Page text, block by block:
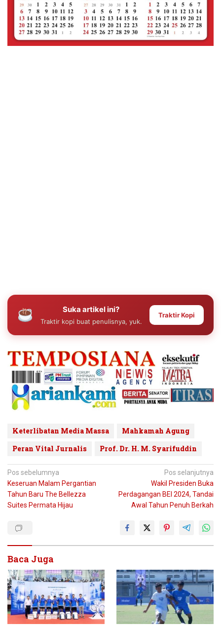
Suka artikel ini?
Traktir kopi buat penulisnya, yuk.
Traktir Kopi
Keterlibatan Media Massa
Mahkamah Agung
Peran Vital Jurnalis
Prof. Dr. H. M. Syarifuddin
Navigasi
pos
Pos sebelumnya
Keseruan Malam Pergantian
Tahun Baru The Bellezza
Suites Permata Hijau
Pos selanjutnya
Wakil Presiden Buka
Perdagangan BEI 2024, Tandai
Awal Tahun Penuh Berkah
Baca Juga